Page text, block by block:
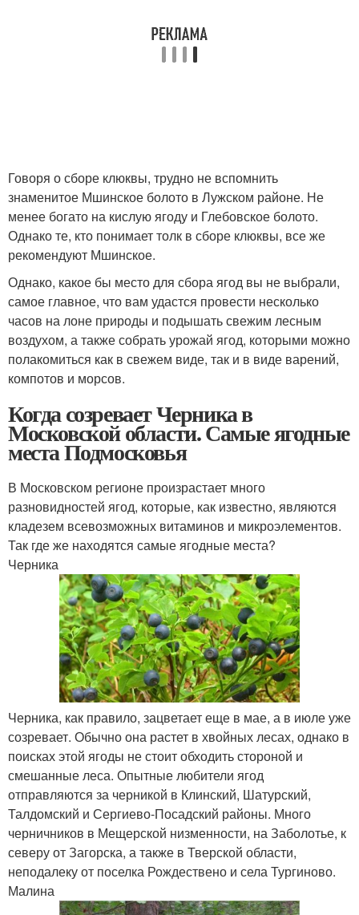
Говоря о сборе клюквы, трудно не вспомнить
знаменитое Мшинское болото в Лужском районе. Не
менее богато на кислую ягоду и Глебовское болото.
Однако те, кто понимает толк в сборе клюквы, все же
рекомендуют Мшинское.
Однако, какое бы место для сбора ягод вы не выбрали,
самое главное, что вам удастся провести несколько
часов на лоне природы и подышать свежим лесным
воздухом, а также собрать урожай ягод, которыми можно
полакомиться как в свежем виде, так и в виде варений,
компотов и морсов.
Когда созревает Черника в
Московской области. Самые ягодные
места Подмосковья
В Московском регионе произрастает много
разновидностей ягод, которые, как известно, являются
кладезем всевозможных витаминов и микроэлементов.
Так где же находятся самые ягодные места?
Черника
Черника, как правило, зацветает еще в мае, а в июле уже
созревает. Обычно она растет в хвойных лесах, однако в
поисках этой ягоды не стоит обходить стороной и
смешанные леса. Опытные любители ягод
отправляются за черникой в Клинский, Шатурский,
Талдомский и Сергиево-Посадский районы. Много
черничников в Мещерской низменности, на Заболотье, к
северу от Загорска, а также в Тверской области,
неподалеку от поселка Рождествено и села Тургиново.
Малина